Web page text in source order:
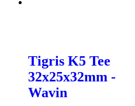
Tigris K5 Tee
32x25x32mm -
Wavin